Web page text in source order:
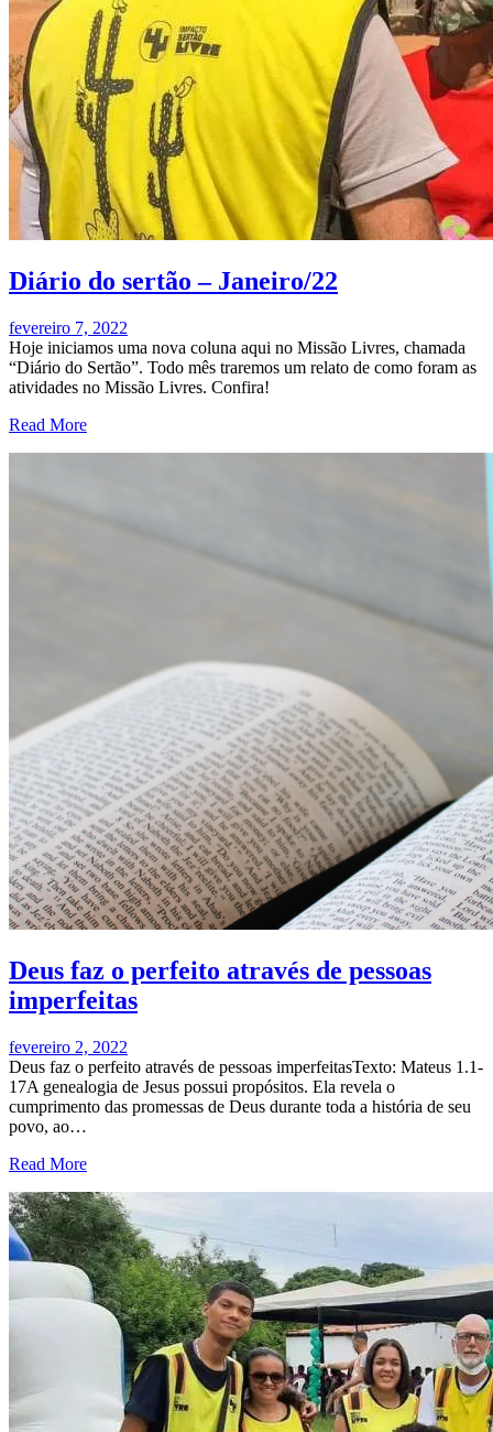
Diário do sertão – Janeiro/22
fevereiro 7, 2022
Hoje iniciamos uma nova coluna aqui no Missão Livres, chamada
“Diário do Sertão”. Todo mês traremos um relato de como foram as
atividades no Missão Livres. Confira!
Read More
Deus faz o perfeito através de pessoas
imperfeitas
fevereiro 2, 2022
Deus faz o perfeito através de pessoas imperfeitasTexto: Mateus 1.1-
17A genealogia de Jesus possui propósitos. Ela revela o
cumprimento das promessas de Deus durante toda a história de seu
povo, ao…
Read More